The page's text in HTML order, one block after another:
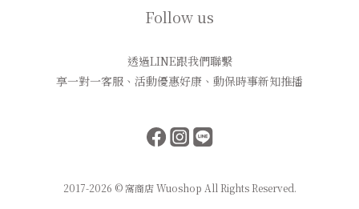
Follow us
透過LINE跟我們聯繫
享一對一客服、活動優惠好康、動保時事新知推播
2017-2026 © 窩商店 Wuoshop All Rights Reserved.